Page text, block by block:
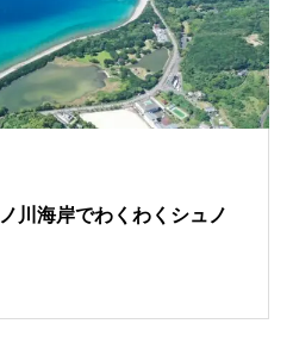
川海岸でわくわくシュノ